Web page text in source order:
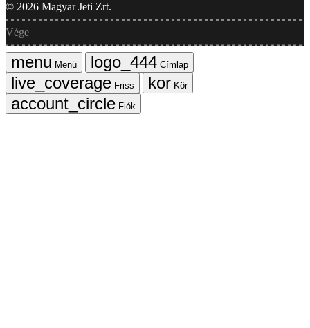
© 2026 Magyar Jeti Zrt.
Vége
Menü
Címlap
Friss
Kör
Fiók